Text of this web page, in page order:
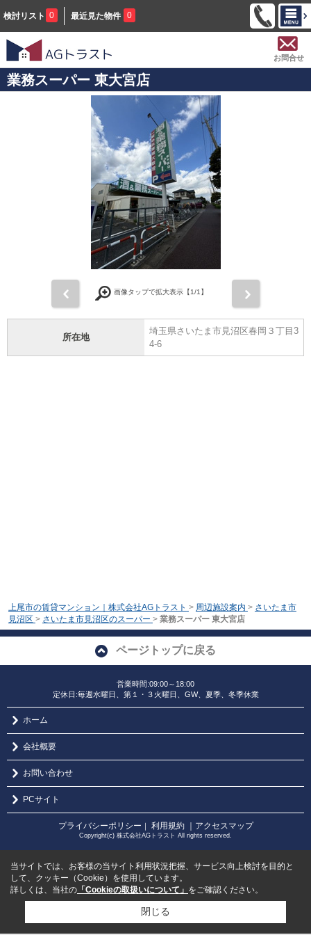
検討リスト 0 最近見た物件 0
お問合せ
業務スーパー 東大宮店
画像タップで拡大表示【1/1】
所在地
埼玉県さいたま市見沼区春岡３丁目3
4-6
上尾市の賃貸マンション｜株式会社AGトラスト > 周辺施設案内 > さいたま市
見沼区 > さいたま市見沼区のスーパー > 業務スーパー 東大宮店
ページトップに戻る
営業時間:09:00～18:00
定休日:毎週水曜日、第１・３火曜日、GW、夏季、冬季休業
ホーム
会社概要
お問い合わせ
PCサイト
プライバシーポリシー ｜ 利用規約 ｜アクセスマップ
Copyright(c) 株式会社AGトラスト All rights reserved.
当サイトでは、お客様の当サイト利用状況把握、サービス向上検討を目的と
して、クッキー（Cookie）を使用しています。
詳しくは、当社の 「Cookieの取扱いについて」 をご確認ください。
閉じる